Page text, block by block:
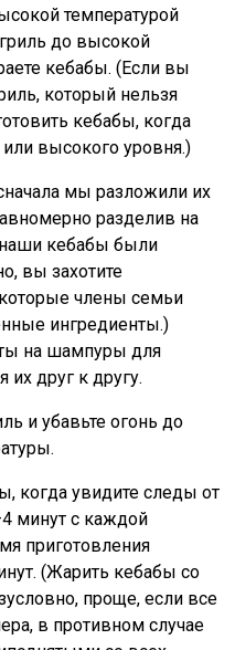
температурой
до высокой
кебабы. (Если вы
который нельзя
кебабы, когда
высокого уровня.)
мы разложили их
разделив на
кебабы были
вы захотите
члены семьи
ингредиенты.)
на шампуры для
их друг к другу.
и убавьте огонь до
когда увидите следы от
минут с каждой
приготовления
(Жарить кебабы со
проще, если все
в противном случае